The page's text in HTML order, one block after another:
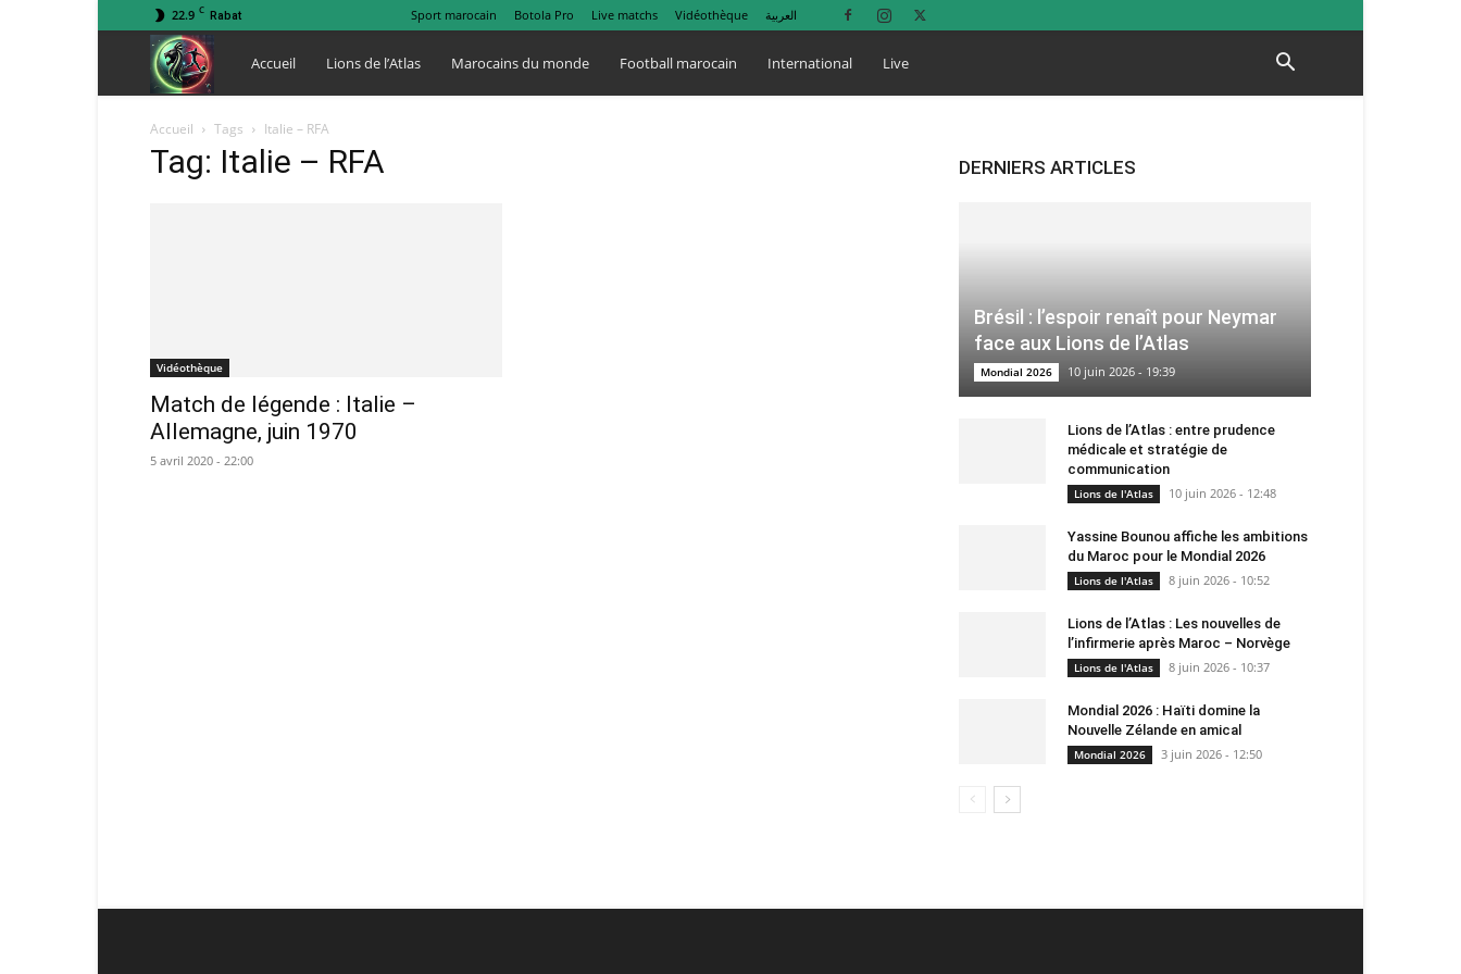
22.9 C Rabat Sport marocain Botola Pro Live matchs Vidéothèque العربية
Lions
de
Accueil Lions de l’Atlas Marocains du monde Football marocain International Live
Accueil Tags Italie – RFA
Tag: Italie – RFA
Vidéothèque
Match de légende : Italie –
Allemagne, juin 1970
5 avril 2020 - 22:00
DERNIERS ARTICLES
Brésil : l’espoir renaît pour Neymar
face aux Lions de l’Atlas
Mondial 2026 10 juin 2026 - 19:39
Lions de l’Atlas : entre prudence
médicale et stratégie de
communication
Lions de l'Atlas 10 juin 2026 - 12:48
Yassine Bounou affiche les ambitions
du Maroc pour le Mondial 2026
Lions de l'Atlas 8 juin 2026 - 10:52
Lions de l’Atlas : Les nouvelles de
l’infirmerie après Maroc – Norvège
Lions de l'Atlas 8 juin 2026 - 10:37
Mondial 2026 : Haïti domine la
Nouvelle Zélande en amical
Mondial 2026 3 juin 2026 - 12:50